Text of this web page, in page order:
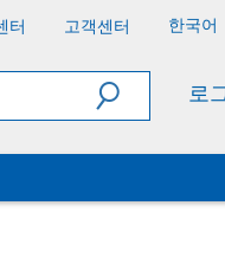
터 고객센터 한국어
로